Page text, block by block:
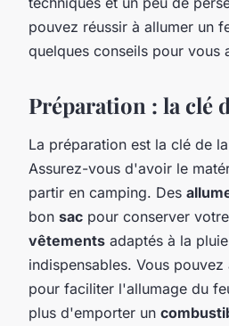
pouvez réussir à allumer un
quelques conseils pour vous
Préparation : la clé
La préparation est la clé de
Assurez-vous d'avoir le
partir en camping. Des
bon sac pour conserver
vêtements adaptés à la
indispensables. Vous
pour faciliter l'allumage du
plus d'emporter un